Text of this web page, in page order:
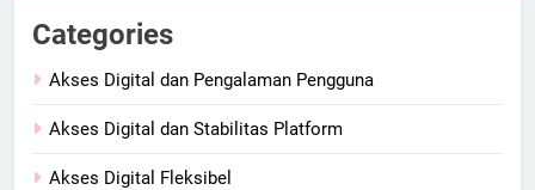
Categories
Akses Digital dan Pengalaman Pengguna
Akses Digital dan Stabilitas Platform
Akses Digital Fleksibel